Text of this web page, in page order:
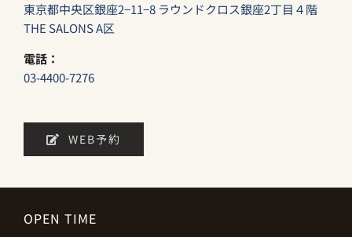
東京都中央区銀座2−11−8 ラウンドクロス銀座2丁目４階
THE SALONS A区
電話：
03-4400-7276
WEB予約
OPEN TIME